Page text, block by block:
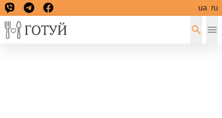
ua ru